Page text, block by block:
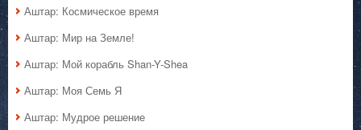
Аштар: Космическое время
Аштар: Мир на Земле!
Аштар: Мой корабль Shan-Y-Shea
Аштар: Моя Семь Я
Аштар: Мудрое решение